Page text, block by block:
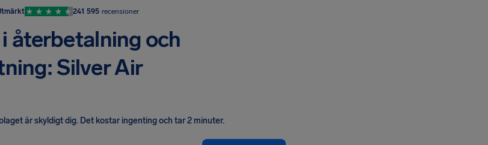
241 595 recensioner
återbetalning och
Silver Air
är skyldigt dig. Det kostar ingenting och tar 2 minuter.